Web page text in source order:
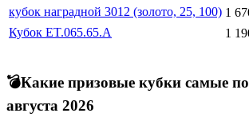
кубок наградной 3012 (золото, 25, 100) 1
Кубок ET.065.65.A
1
💣Какие призовые кубки самые
августа 2026